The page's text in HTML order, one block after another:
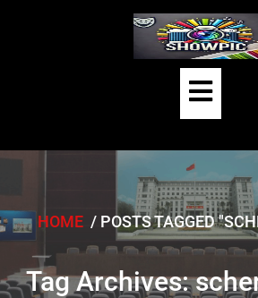
Open
HOME / POSTS TAGGED
Tag Archives: